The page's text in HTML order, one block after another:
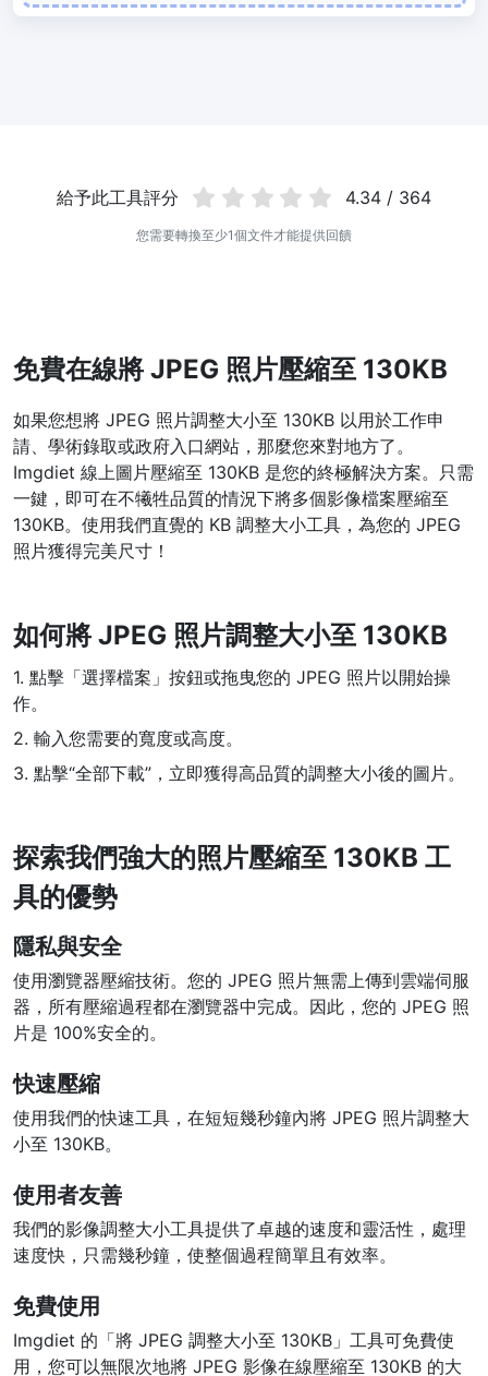
輕鬆批次壓縮JPG、PNG、WEBP檔案至 50KB
PNG 轉 JPG
快速易用的 PNG 轉 JPG工具。 線上將多個 PNG 影象轉換為 JPG
WEBP 轉 JPG
WEBP 轉 PNG
線上將多個EBP影象轉換為PNG
HEIC 轉 JPG
將iPhone HEIC影象轉換為JPG
轉換CR2、CR3、NEF、ARW、ORF、PEF、RAF、RAW轉換為JPG
格式
PDF工具
JPG 轉 PDF New
將JPG影象轉換為PDF檔案
設定方向、邊距、頁面大小，並將多個影象合併到一個PDF或單獨的
PDF 轉 JPG New
PDF 合併 New
合併PDF檔案以建立單個PDF文件
PDF 拆分 New
我們的PDF拆分器允許您將PDF中的選定頁面拆分為單個檔案
提取PDF中圖片
在幾秒鐘內從PDF文件中獲取所有影象
從PDF文件中刪除指定頁面
更多工具
給予此工具評分 4.34 / 364
您需要轉換至少1個文件才能提供回饋
免費在線將 JPEG 照片壓縮至 130KB
如果您想將 JPEG 照片調整大小至 130KB 以用於工作申
請、學術錄取或政府入口網站，那麼您來對地方了。
Imgdiet 線上圖片壓縮至 130KB 是您的終極解決方案。只需
一鍵，即可在不犧牲品質的情況下將多個影像檔案壓縮至
130KB。使用我們直覺的 KB 調整大小工具，為您的 JPEG
照片獲得完美尺寸！
如何將 JPEG 照片調整大小至 130KB
1. 點擊「選擇檔案」按鈕或拖曳您的 JPEG 照片以開始操
作。
2. 輸入您需要的寬度或高度。
3. 點擊“全部下載”，立即獲得高品質的調整大小後的圖片。
探索我們強大的照片壓縮至 130KB 工
具的優勢
隱私與安全
使用瀏覽器壓縮技術。您的 JPEG 照片無需上傳到雲端伺服
器，所有壓縮過程都在瀏覽器中完成。因此，您的 JPEG 照
片是 100%安全的。
快速壓縮
使用我們的快速工具，在短短幾秒鐘內將 JPEG 照片調整大
小至 130KB。
使用者友善
我們的影像調整大小工具提供了卓越的速度和靈活性，處理
速度快，只需幾秒鐘，使整個過程簡單且有效率。
免費使用
Imgdiet 的「將 JPEG 調整大小至 130KB」工具可免費使
用，您可以無限次地將 JPEG 影像在線壓縮至 130KB 的大